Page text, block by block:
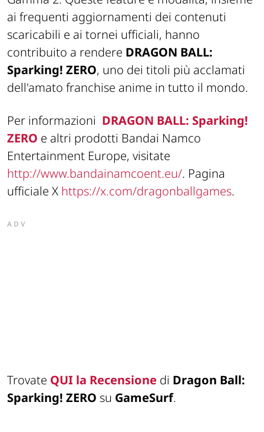
ai frequenti aggiornamenti dei contenuti
scaricabili e ai tornei ufficiali, hanno
contribuito a rendere DRAGON BALL:
Sparking! ZERO, uno dei titoli più acclamati
dell'amato franchise anime in tutto il mondo.
Per informazioni DRAGON BALL: Sparking!
ZERO e altri prodotti Bandai Namco
Entertainment Europe, visitate
http://www.bandainamcoent.eu/. Pagina
ufficiale X https://x.com/dragonballgames.
ADV
Trovate QUI la Recensione di Dragon Ball:
Sparking! ZERO su GameSurf.